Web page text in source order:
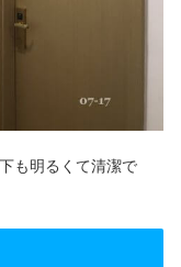
も明るくて清潔で